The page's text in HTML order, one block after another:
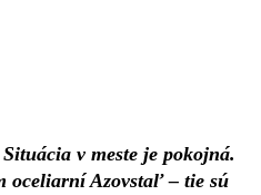
v meste je pokojná.
oceliarní Azovstaľ – tie sú